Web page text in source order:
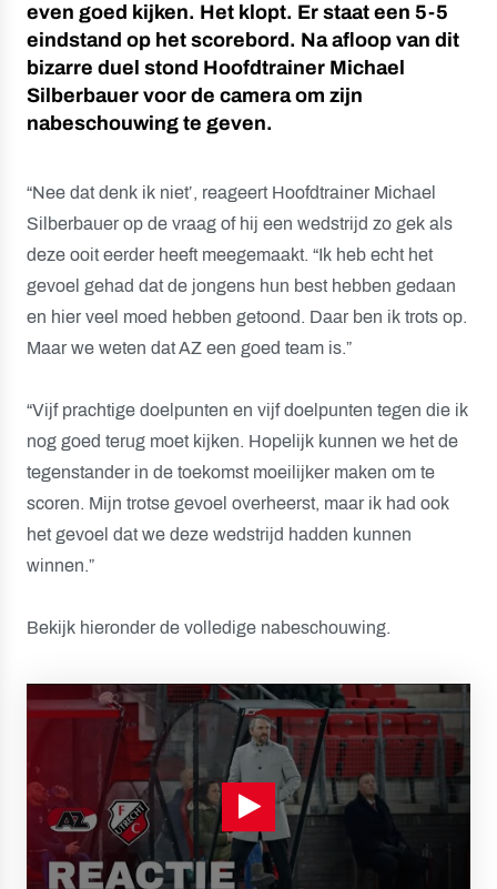
even goed kijken. Het klopt. Er staat een 5-5
eindstand op het scorebord. Na afloop van dit
bizarre duel stond Hoofdtrainer Michael
Silberbauer voor de camera om zijn
nabeschouwing te geven.
“Nee dat denk ik niet’, reageert Hoofdtrainer Michael
Silberbauer op de vraag of hij een wedstrijd zo gek als
deze ooit eerder heeft meegemaakt. “Ik heb echt het
gevoel gehad dat de jongens hun best hebben gedaan
en hier veel moed hebben getoond. Daar ben ik trots op.
Maar we weten dat AZ een goed team is.”
“Vijf prachtige doelpunten en vijf doelpunten tegen die ik
nog goed terug moet kijken. Hopelijk kunnen we het de
tegenstander in de toekomst moeilijker maken om te
scoren. Mijn trotse gevoel overheerst, maar ik had ook
het gevoel dat we deze wedstrijd hadden kunnen
winnen.”
Bekijk hieronder de volledige nabeschouwing.